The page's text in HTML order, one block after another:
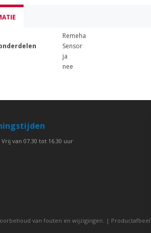
Remeha
Sensor
ja
nee
van 07.30 tot 16.30 uur
van fouten en wijzigingen. |